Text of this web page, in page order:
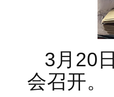
3月20
会召开。